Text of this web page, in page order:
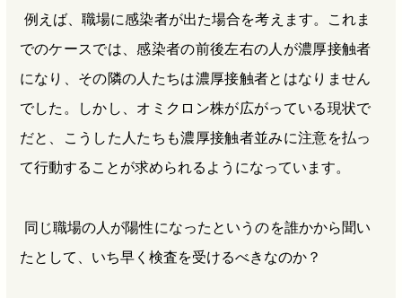
例えば、職場に感染者が出た場合を考えます。これま
でのケースでは、感染者の前後左右の人が濃厚接触者
になり、その隣の人たちは濃厚接触者とはなりません
でした。しかし、オミクロン株が広がっている現状で
だと、こうした人たちも濃厚接触者並みに注意を払っ
て行動することが求められるようになっています。
同じ職場の人が陽性になったというのを誰かから聞い
たとして、いち早く検査を受けるべきなのか？